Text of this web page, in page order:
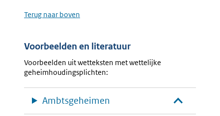
Terug naar boven
Voorbeelden en literatuur
Voorbeelden uit wetteksten met wettelijke
geheimhoudingsplichten:
Ambtsgeheimen